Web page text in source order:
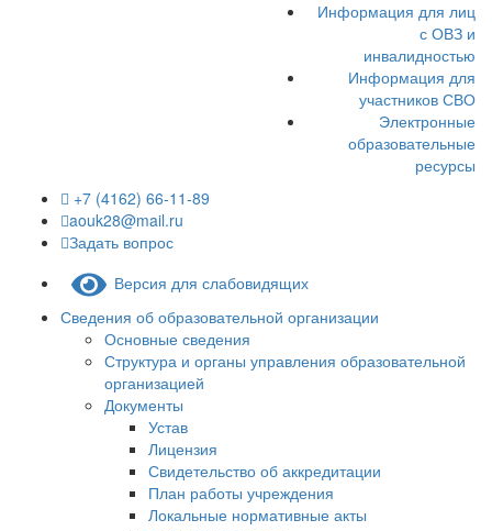
Информация для лиц
с ОВЗ и
инвалидностью
Информация для
участников СВО
Электронные
образовательные
ресурсы
+7 (4162) 66-11-89
aouk28@mail.ru
Задать вопрос
Версия для слабовидящих
Сведения об образовательной организации
Основные сведения
Структура и органы управления образовательной
организацией
Документы
Устав
Лицензия
Свидетельство об аккредитации
План работы учреждения
Локальные нормативные акты